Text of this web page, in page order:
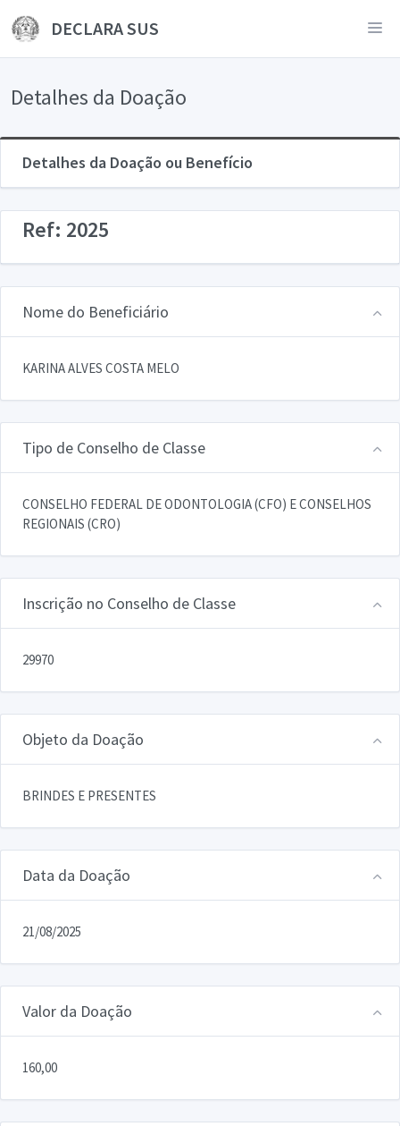
DECLARA SUS
Detalhes da Doação
Detalhes da Doação ou Benefício
Ref: 2025
Nome do Beneficiário
KARINA ALVES COSTA MELO
Tipo de Conselho de Classe
CONSELHO FEDERAL DE ODONTOLOGIA (CFO) E CONSELHOS
REGIONAIS (CRO)
Inscrição no Conselho de Classe
29970
Objeto da Doação
BRINDES E PRESENTES
Data da Doação
21/08/2025
Valor da Doação
160,00